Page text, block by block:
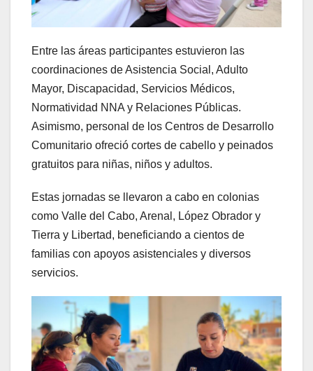
Entre las áreas participantes estuvieron las
coordinaciones de Asistencia Social, Adulto
Mayor, Discapacidad, Servicios Médicos,
Normatividad NNA y Relaciones Públicas.
Asimismo, personal de los Centros de Desarrollo
Comunitario ofreció cortes de cabello y peinados
gratuitos para niñas, niños y adultos.
Estas jornadas se llevaron a cabo en colonias
como Valle del Cabo, Arenal, López Obrador y
Tierra y Libertad, beneficiando a cientos de
familias con apoyos asistenciales y diversos
servicios.